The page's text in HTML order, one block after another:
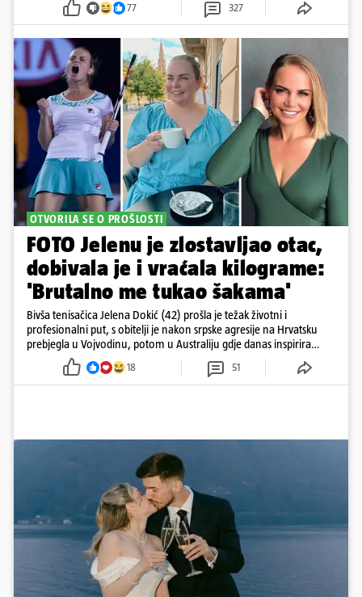
77 327
OTVORILA SE O PROŠLOSTI
FOTO Jelenu je zlostavljao otac,
dobivala je i vraćala kilograme:
'Brutalno me tukao šakama'
Bivša tenisačica Jelena Dokić (42) prošla je težak životni i
profesionalni put, s obitelji je nakon srpske agresije na Hrvatsku
prebjegla u Vojvodinu, potom u Australiju gdje danas inspirira
18 51